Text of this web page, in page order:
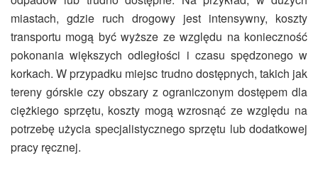
miastach, gdzie ruch drogowy jest intensywny, koszty
transportu mogą być wyższe ze względu na konieczność
pokonania większych odległości i czasu spędzonego w
korkach. W przypadku miejsc trudno dostępnych, takich jak
tereny górskie czy obszary z ograniczonym dostępem dla
ciężkiego sprzętu, koszty mogą wzrosnąć ze względu na
potrzebę użycia specjalistycznego sprzętu lub dodatkowej
pracy ręcznej.